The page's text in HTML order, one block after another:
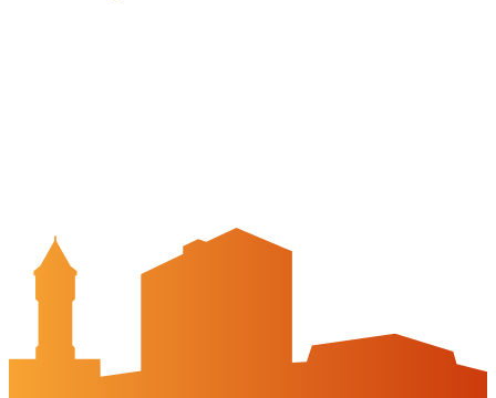
Peine-erleben.de
Kontakt
Peine Marketing GmbH
31224 Peine
05171-545556
welcome@peinemarketing.de